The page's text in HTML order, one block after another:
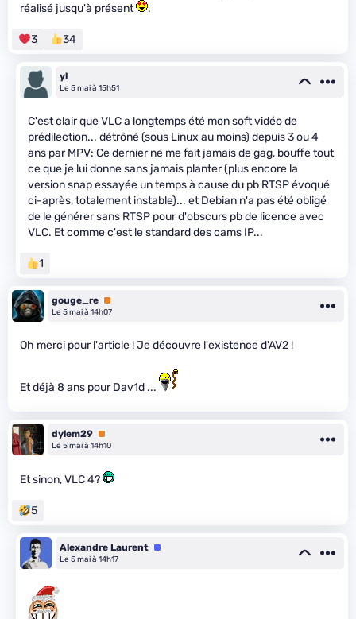
réalisé jusqu'à présent
.
3 34
yl
Le 5 mai à 15h51
C'est clair que VLC a longtemps été mon soft vidéo de
prédilection... détrôné (sous Linux au moins) depuis 3 ou 4
ans par MPV: Ce dernier ne me fait jamais de gag, bouffe tout
ce que je lui donne sans jamais planter (plus encore la
version snap essayée un temps à cause du pb RTSP évoqué
ci-après, totalement instable)... et Debian n'a pas été obligé
de le générer sans RTSP pour d'obscurs pb de licence avec
VLC. Et comme c'est le standard des cams IP...
1
gouge_re Premium
Le 5 mai à 14h07
Oh merci pour l'article ! Je découvre l'existence d'AV2 !
Et déjà 8 ans pour Dav1d ...
dylem29 Premium
Le 5 mai à 14h10
Et sinon, VLC 4?
5
Alexandre Laurent Équipe
Le 5 mai à 14h17